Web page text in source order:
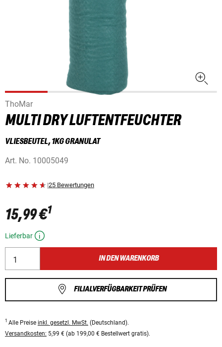
ThoMar
MULTI DRY LUFTENTFEUCHTER
VLIESBEUTEL, 1KG GRANULAT
Art. No. 10005049
|25 Bewertungen
15,99 €1
Lieferbar
IN DEN WARENKORB
FILIALVERFÜGBARKEIT PRÜFEN
1 Alle Preise inkl. gesetzl. MwSt. (Deutschland).
Versandkosten: 5,99 € (ab 199,00 € Bestellwert gratis).